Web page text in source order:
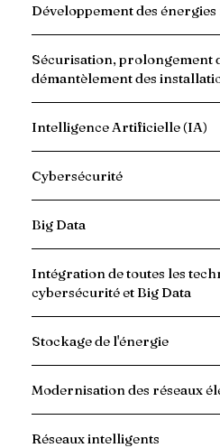
Développement des
Sécurisation, prolongement
démantèlement des
Intelligence Artificielle (IA)
Cybersécurité
Big Data
Intégration de toutes les
cybersécurité et Big Data
Stockage de l'énergie
Modernisation des réseaux
Réseaux intelligents